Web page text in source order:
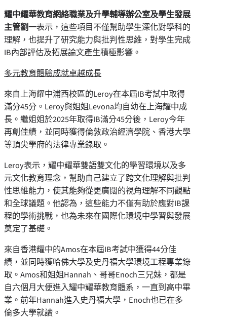
耀中耀華教育網絡職業及升學輔導辦公室及學生發展
主管劉一表示，這些項目不僅幫助學生深化對學科的
理解，也提升了研究能力與批判性思維，對學生完成
IB內部評估及拓展論文產生積極影響。
多元教育體驗成就卓越成長
來自上海耀中浦西校區的Leroy在本屆IB考試中取得
滿分45分。Leroy與姐姐Levona均自幼在上海耀中成
長。繼姐姐於2025年取得IB滿分45分後，Leroy今年
再創佳績，並同時獲得倫敦政治經濟學院、香港大學
等頂尖學府的法律專業錄取。
Leroy表示，耀中耀華雙語雙文化的學習環境以及多
元文化教育理念，幫助自己建立了跨文化理解與批判
性思維能力，使其能夠從更廣闊的視角理解不同觀點
和全球議題。他認為，這些能力不僅有助於應對IB課
程的學術挑戰，也為未來在國際化環境中學習與發展
奠定了基礎。
來自香港耀中的Amos在本屆IB考試中獲得44分佳
績，並同時獲哈佛大學及史丹福大學環境工程專業錄
取。Amos和姐姐Hannah、哥哥Enoch三兄妹，都是
自六個月大便進入耀中耀華教育體系，一直到高中畢
業。前年Hannah進入史丹福大學，Enoch也已在多
倫多大學就讀。